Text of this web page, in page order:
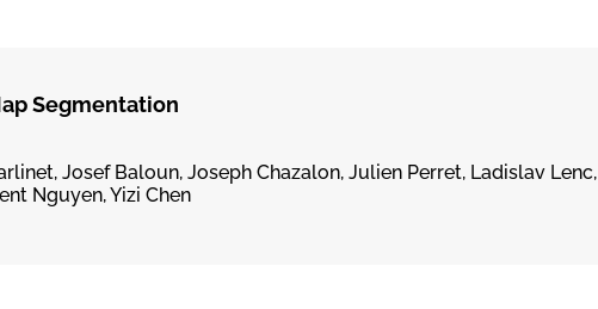
Segmentation
Josef Baloun, Joseph Chazalon, Julien Perret, Ladislav Lenc,
Nguyen, Yizi Chen